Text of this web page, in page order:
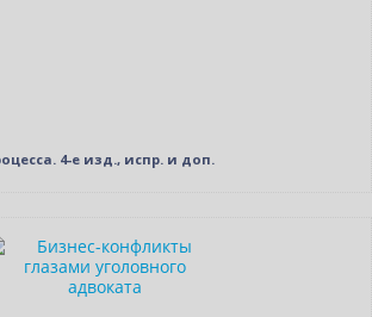
4-е изд., испр. и доп.